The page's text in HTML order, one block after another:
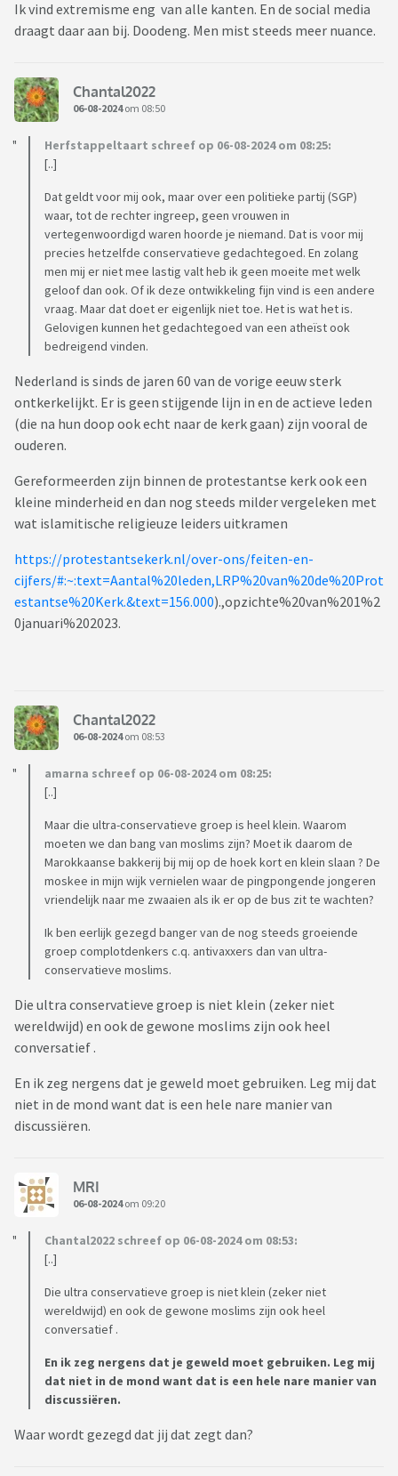
Ik vind extremisme eng van alle kanten. En de social media
draagt daar aan bij. Doodeng. Men mist steeds meer nuance.
Chantal2022
06-08-2024om 08:50
Herfstappeltaart schreef op 06-08-2024 om 08:25:
[..]
Dat geldt voor mij ook, maar over een politieke partij (SGP)
waar, tot de rechter ingreep, geen vrouwen in
vertegenwoordigd waren hoorde je niemand. Dat is voor mij
precies hetzelfde conservatieve gedachtegoed. En zolang
men mij er niet mee lastig valt heb ik geen moeite met welk
geloof dan ook. Of ik deze ontwikkeling fijn vind is een andere
vraag. Maar dat doet er eigenlijk niet toe. Het is wat het is.
Gelovigen kunnen het gedachtegoed van een atheïst ook
bedreigend vinden.
Nederland is sinds de jaren 60 van de vorige eeuw sterk
ontkerkelijkt. Er is geen stijgende lijn in en de actieve leden
(die na hun doop ook echt naar de kerk gaan) zijn vooral de
ouderen.
Gereformeerden zijn binnen de protestantse kerk ook een
kleine minderheid en dan nog steeds milder vergeleken met
wat islamitische religieuze leiders uitkramen
https://protestantsekerk.nl/over-ons/feiten-en-
cijfers/#:~:text=Aantal%20leden,LRP%20van%20de%20Prot
estantse%20Kerk.&text=156.000).,opzichte%20van%201%2
0januari%202023.
Chantal2022
06-08-2024om 08:53
amarna schreef op 06-08-2024 om 08:25:
[..]
Maar die ultra-conservatieve groep is heel klein. Waarom
moeten we dan bang van moslims zijn? Moet ik daarom de
Marokkaanse bakkerij bij mij op de hoek kort en klein slaan ? De
moskee in mijn wijk vernielen waar de pingpongende jongeren
vriendelijk naar me zwaaien als ik er op de bus zit te wachten?
Ik ben eerlijk gezegd banger van de nog steeds groeiende
groep complotdenkers c.q. antivaxxers dan van ultra-
conservatieve moslims.
Die ultra conservatieve groep is niet klein (zeker niet
wereldwijd) en ook de gewone moslims zijn ook heel
conversatief .
En ik zeg nergens dat je geweld moet gebruiken. Leg mij dat
niet in de mond want dat is een hele nare manier van
discussiëren.
MRI
06-08-2024om 09:20
Chantal2022 schreef op 06-08-2024 om 08:53:
[..]
Die ultra conservatieve groep is niet klein (zeker niet
wereldwijd) en ook de gewone moslims zijn ook heel
conversatief .
En ik zeg nergens dat je geweld moet gebruiken. Leg mij
dat niet in de mond want dat is een hele nare manier van
discussiëren.
Waar wordt gezegd dat jij dat zegt dan?